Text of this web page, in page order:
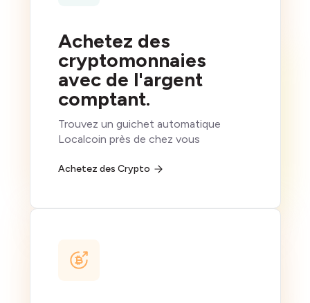
Achetez des
cryptomonnaies
avec de l'argent
comptant.
Trouvez un guichet automatique
Localcoin près de chez vous
Achetez des Crypto